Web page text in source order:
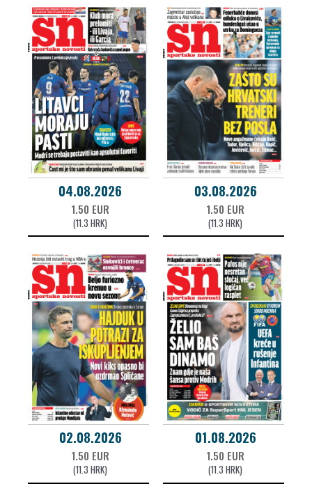
04.08.2026
1.50 EUR
(11.3 HRK)
03.08.2026
1.50 EUR
(11.3 HRK)
02.08.2026
1.50 EUR
(11.3 HRK)
01.08.2026
1.50 EUR
(11.3 HRK)